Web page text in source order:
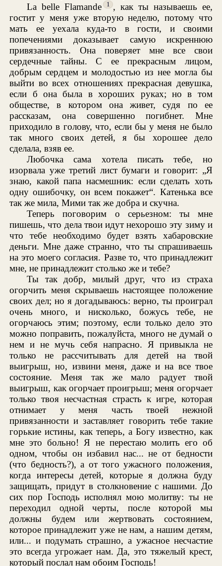
La belle Flamande
1 , как ты называешь ее,
гостит у меня уже вторую неделю, потому что
мать ее уехала куда-то в гости, и своими
попечениями доказывает самую искреннюю
привязанность. Она поверяет мне все свои
сердечные тайны. С ее прекрасным лицом,
добрым сердцем и молодостью из нее могла бы
выйти во всех отношениях прекрасная девушка,
если б она была в хороших руках; но в том
обществе, в котором она живет, судя по ее
рассказам, она совершенно погибнет. Мне
приходило в голову, что, если бы у меня не было
так много своих детей, я бы хорошее дело
сделала, взяв ее.
Любочка сама хотела писать тебе, но
изорвала уже третий лист бумаги и говорит: „Я
знаю, какой папа насмешник: если сделать хоть
одну ошибочку, он всем покажет“. Катенька все
так же мила, Мими так же добра и скучна.
Теперь поговорим о серьезном: ты мне
пишешь, что дела твои идут нехорошо эту зиму и
что тебе необходимо будет взять хабаровские
деньги. Мне даже странно, что ты спрашиваешь
на это моего согласия. Разве то, что принадлежит
мне, не принадлежит столько же и тебе?
Ты так добр, милый друг, что из страха
огорчить меня скрываешь настоящее положение
своих дел; но я догадываюсь: верно, ты проиграл
очень много, и нисколько, божусь тебе, не
огорчаюсь этим; поэтому, если только дело это
можно поправить, пожалуйста, много не думай о
нем и не мучь себя напрасно. Я привыкла не
только не рассчитывать для детей на твой
выигрыш, но, извини меня, даже и на все твое
состояние. Меня так же мало радует твой
выигрыш, как огорчает проигрыш; меня огорчает
только твоя несчастная страсть к игре, которая
отнимает у меня часть твоей нежной
привязанности и заставляет говорить тебе такие
горькие истины, как теперь, а Богу известно, как
мне это больно! Я не перестаю молить его об
одном, чтобы он избавил нас... не от бедности
(что бедность?), а от того ужасного положения,
когда интересы детей, которые я должна буду
защищать, придут в столкновение с нашими. До
сих пор Господь исполнял мою молитву: ты не
переходил одной черты, после которой мы
должны будем или жертвовать состоянием,
которое принадлежит уже не нам, а нашим детям,
или... и подумать страшно, а ужасное несчастие
это всегда угрожает нам. Да, это тяжелый крест,
который послал нам обоим Господь!